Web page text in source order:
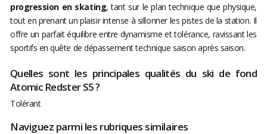
progression en skating, tant sur le plan technique que physique,
tout en prenant un plaisir intense à sillonner les pistes de la station. Il
offre un parfait équilibre entre dynamisme et tolérance, ravissant les
sportifs en quête de dépassement technique saison après saison.
Quelles sont les principales qualités du ski de fond
Atomic Redster S5 ?
Tolérant
Naviguez parmi les rubriques similaires